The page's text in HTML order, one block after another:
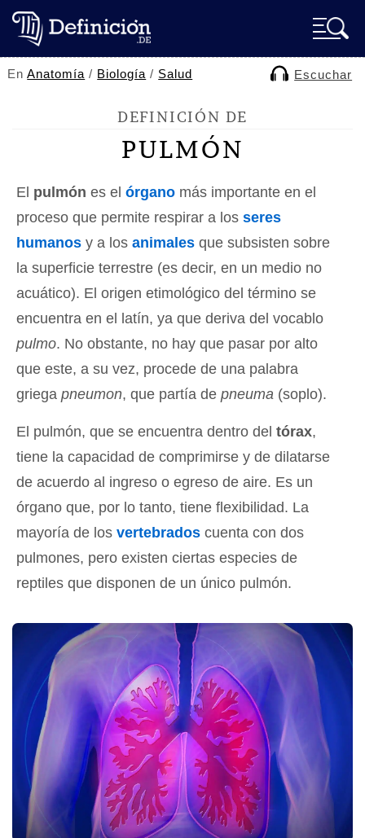
EnAnatomía / Biología / Salud Escuchar
DEFINICIÓN DE
PULMÓN
El pulmón es el órgano más importante en el
proceso que permite respirar a los seres
humanos y a los animales que subsisten sobre
la superficie terrestre (es decir, en un medio no
acuático). El origen etimológico del término se
encuentra en el latín, ya que deriva del vocablo
pulmo. No obstante, no hay que pasar por alto
que este, a su vez, procede de una palabra
griega pneumon, que partía de pneuma (soplo).
El pulmón, que se encuentra dentro del tórax,
tiene la capacidad de comprimirse y de dilatarse
de acuerdo al ingreso o egreso de aire. Es un
órgano que, por lo tanto, tiene flexibilidad. La
mayoría de los vertebrados cuenta con dos
pulmones, pero existen ciertas especies de
reptiles que disponen de un único pulmón.